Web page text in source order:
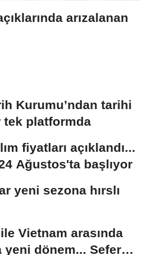
arızalanan
Kurumu’ndan tarihi
tek platformda
fiyatları açıklandı...
Ağustos'ta başlıyor
yeni sezona hırslı
Vietnam arasında
yeni dönem... Sefer